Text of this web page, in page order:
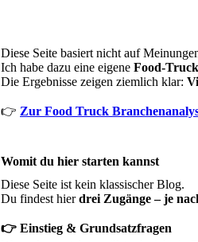
Diese Seite basiert nicht auf
Ich habe dazu eine eigene Food-
Die Ergebnisse zeigen ziemlich klar:
👉 Zur Food Truck
Womit du hier starten kannst
Diese Seite ist kein klassischer Blog.
Du findest hierdrei Zugänge – je
👉 Einstieg & Grundsatzfragen